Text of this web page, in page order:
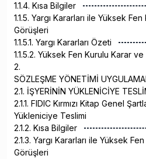
1.1.4. Kısa Bilgiler
1.1.5. Yargı Kararları ile Yüksek
Görüşleri
1.1.5.1. Yargı Kararları Özeti
1.1.5.2. Yüksek Fen Kurulu Karar
2.
SÖZLEŞME YÖNETİMİ
2.1. İŞYERİNİN YÜKLENİCİYE
2.1.1. FIDIC Kırmızı Kitap Genel
Yükleniciye Teslimi
2.1.2. Kısa Bilgiler
2.1.3. Yargı Kararları ile Yüksek
Görüşleri